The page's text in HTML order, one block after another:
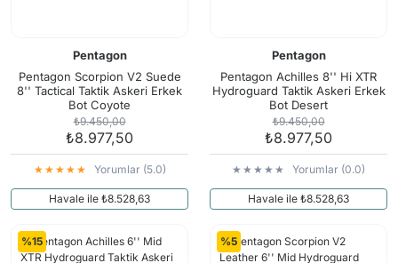
Pentagon
Pentagon Scorpion V2 Suede
8'' Tactical Taktik Askeri Erkek
Bot Coyote
₺9.450,00
₺8.977,50
Yorumlar (5.0)
Havale ile ₺8.528,63
Pentagon
Pentagon Achilles 8'' Hi XTR
Hydroguard Taktik Askeri Erkek
Bot Desert
₺9.450,00
₺8.977,50
Yorumlar (0.0)
Havale ile ₺8.528,63
%15 %5